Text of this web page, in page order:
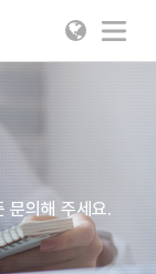
문의해 주세요.